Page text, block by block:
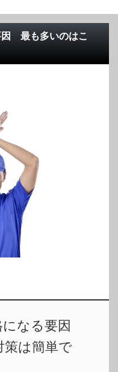
因 最も多いのはこ
になる要因
策は簡単で